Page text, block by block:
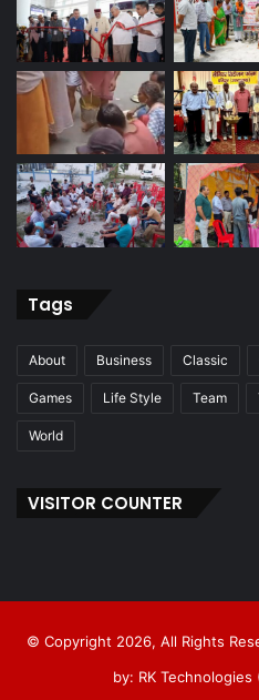
Tags
About Business Classic
Games Life Style Team
World
VISITOR COUNTER
© Copyright 2026, All Rights
by: RK